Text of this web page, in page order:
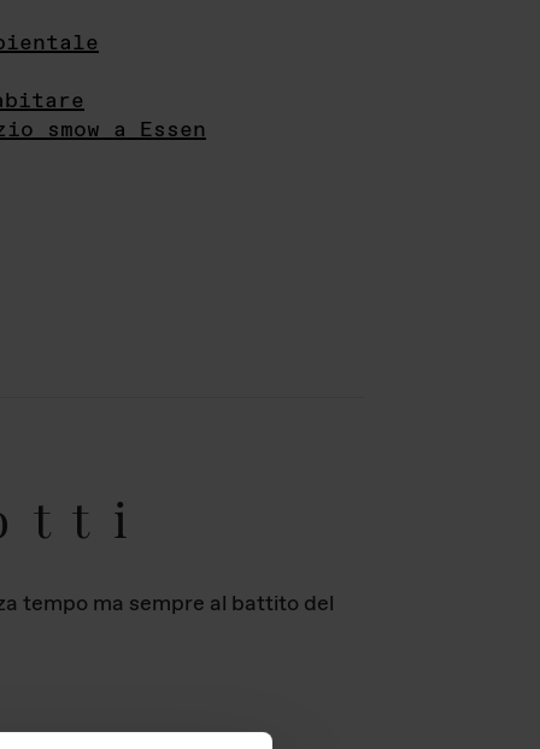
smow a Essen
tempo ma sempre al battito del